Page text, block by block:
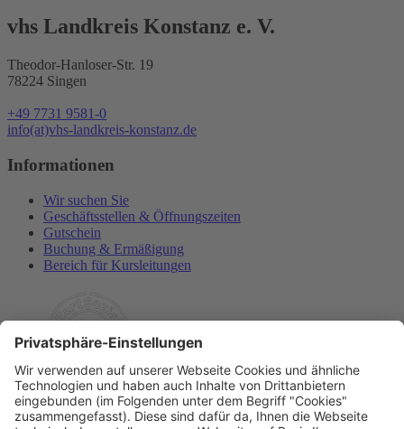
vhs Landkreis Konstanz e. V.
Theodor-Hanloser-Str. 19
78224 Singen
+49 7731 9581-0
info(at)vhs-landkreis-konstanz.de
Informationen
Wir suchen Sie
Geschäftsstellen & Öffnungszeiten
Gutschein
Buchung & Ermäßigung
Bereich für Kursleitungen
Rechtliches